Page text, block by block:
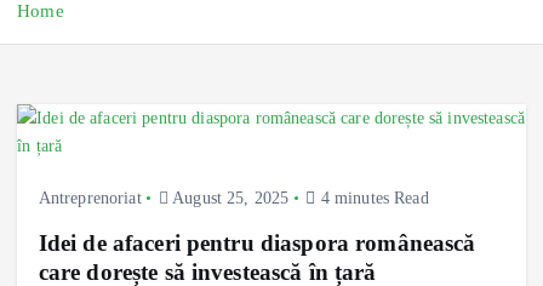
Home
Antreprenoriat August 25, 2025 4 minutes Read
Idei de afaceri pentru diaspora românească
care dorește să investească în țară